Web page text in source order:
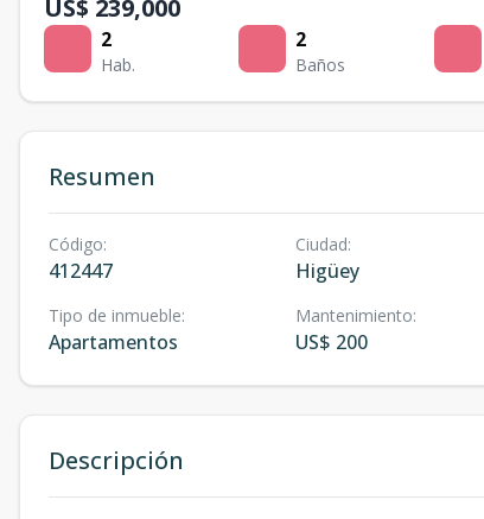
US$ 239,000
2
Hab.
2
Baños
Resumen
Código:
412447
Ciudad:
Higüey
Tipo de inmueble:
Apartamentos
Mantenimiento:
US$ 200
Descripción